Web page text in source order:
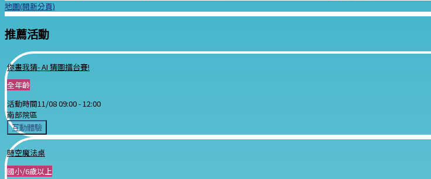
地圖(開新分頁)
推薦活動
你畫我猜- AI 猜圖擂台賽!
全年齡
活動時間11/08 09:00 -12:00
南部院區
互動體驗
時空魔法桌
國小/6歲以上